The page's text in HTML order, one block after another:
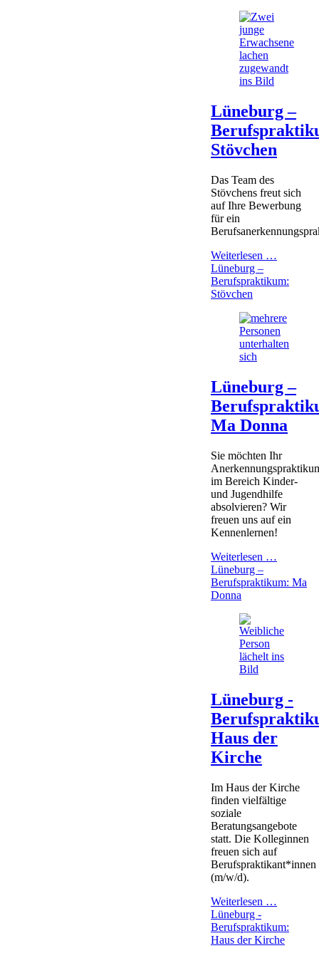
Lüneburg –
Stövchen
Das Team des
Stövchens freut sich
auf Ihre Bewerbung
für ein
Weiterlesen …
Lüneburg –
Berufspraktikum:
Stövchen
Lüneburg –
Ma Donna
Sie möchten Ihr
im Bereich Kinder-
und Jugendhilfe
absolvieren? Wir
freuen uns auf ein
Kennenlernen!
Weiterlesen …
Lüneburg –
Berufspraktikum: Ma
Donna
Lüneburg -
Haus der
Kirche
Im Haus der Kirche
finden vielfältige
soziale
Beratungsangebote
statt. Die Kolleginnen
freuen sich auf
Berufspraktikant*innen
(m/w/d).
Weiterlesen …
Lüneburg -
Berufspraktikum:
Haus der Kirche